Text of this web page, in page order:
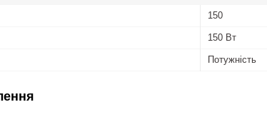
150
150 Вт
Потужність